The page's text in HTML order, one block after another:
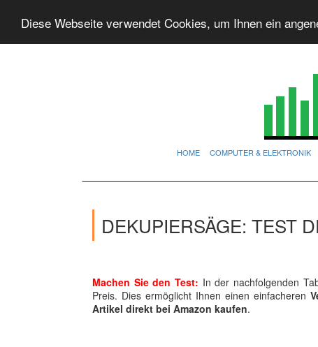
Diese Webseite verwendet Cookies, um Ihnen ein
HOME COMPUTER & ELEKTRONIK
DEKUPIERSÄGE: TEST
Machen Sie den Test: In der nachfolgenden
Preis. Dies ermöglicht Ihnen einen einfacheren
Artikel direkt bei Amazon kaufen.